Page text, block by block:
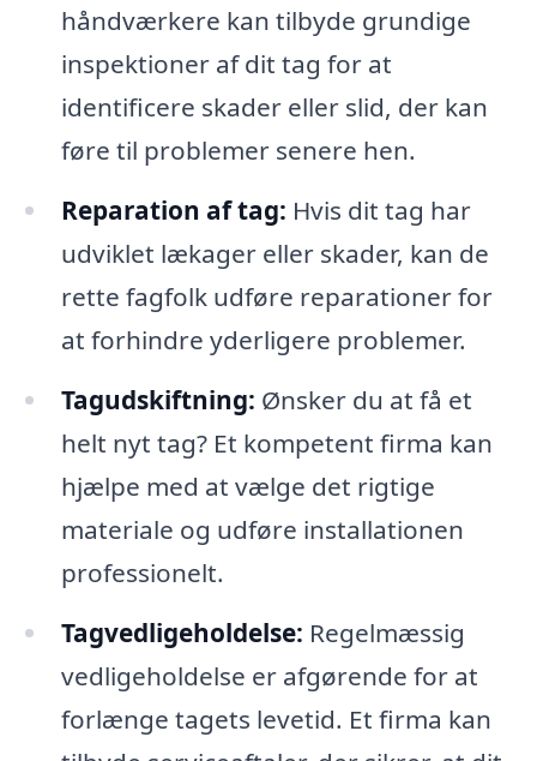
håndværkere kan tilbyde grundige
inspektioner af dit tag for at
identificere skader eller slid, der kan
føre til problemer senere hen.
Reparation af tag: Hvis dit tag har
udviklet lækager eller skader, kan de
rette fagfolk udføre reparationer for
at forhindre yderligere problemer.
Tagudskiftning: Ønsker du at få et
helt nyt tag? Et kompetent firma kan
hjælpe med at vælge det rigtige
materiale og udføre installationen
professionelt.
Tagvedligeholdelse: Regelmæssig
vedligeholdelse er afgørende for at
forlænge tagets levetid. Et firma kan